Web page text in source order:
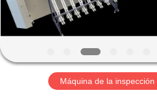
SOBRE
NOSOTROS
VIAJE
Máquina de la